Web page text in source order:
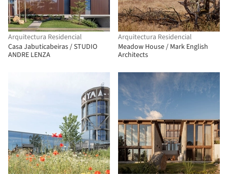
Arquitectura Residencial
Casa Jabuticabeiras / STUDIO
ANDRE LENZA
Arquitectura Residencial
Meadow House / Mark English
Architects